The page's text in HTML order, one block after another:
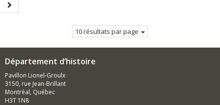
Page
suivante
10 résultats par page
Département d’histoire
Pavillon Lionel-Groulx
3150, rue Jean-Brillant
Montréal, Québec
H3T 1N8